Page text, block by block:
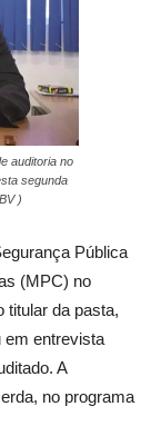
auditoria no
segunda
)
Pública
(MPC) no
titular da pasta,
em entrevista
A
no programa